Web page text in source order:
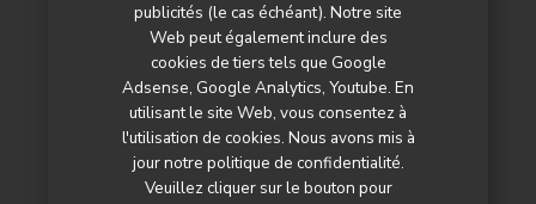
publicités (le cas échéant). Notre site
Web peut également inclure des
cookies de tiers tels que Google
Adsense, Google Analytics, Youtube. En
utilisant le site Web, vous consentez à
l'utilisation de cookies. Nous avons mis à
jour notre politique de confidentialité.
Veuillez cliquer sur le bouton pour
Nos autres titres
Qui sommes-nous ?
Contactez-nous
Mentions légales